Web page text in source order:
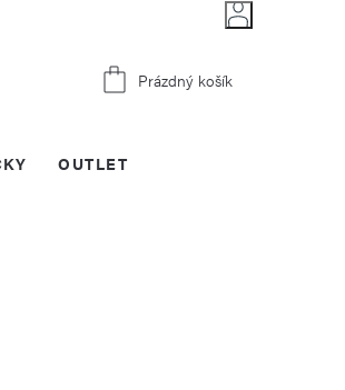
Nákupní
Prázdný košík
OUTLET